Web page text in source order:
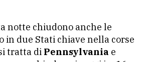
notte chiudono anche le
in due Stati chiave nella corse
tratta di Pennsylvania e